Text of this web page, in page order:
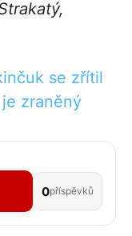
se zřítil
zraněný
0příspěvků